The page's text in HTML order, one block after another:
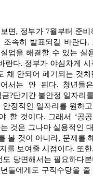
면, 정부가 7월부터 준비
조속히 발표되길 바란다.
업을 해결할 수 있는 실
란다. 정부가 야심차게 시
채 안되어 폐기되는 것처
서는 안 된다. 청년들
?단기간 불안정 일자리
안정적인 일자리를 원하
할 것이다. 그래서 ‘공
것은 그나마 실용적인
볼 것이 아니라, 문제를
를 보여줄 시점이다. 또한
도 당면해서는 필요하다
들에게도 구직수당을